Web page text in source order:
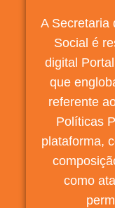
A Secretaria
Social é
digital
que
referente
Políticas
plataforma,
como